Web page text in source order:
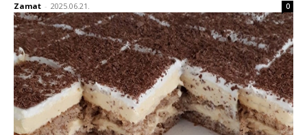
Zamat - 2025.06.21. 0